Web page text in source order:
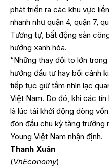
phát triển ra các khu vực
nhanh như quận 4, quận 7,
Tương tự, bất động sản
hướng xanh hóa.
“Những thay đổi to lớn
hướng đầu tư hay bối cảnh
tiếp tục giữ tầm nhìn lạc
Việt Nam. Do đó, khi các
là lúc tái khởi động dòng
đón đầu chu kỳ tăng trưởng
Young Việt Nam nhận định.
Thanh Xuân
(VnEconomy)